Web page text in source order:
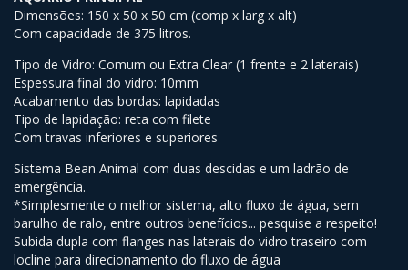
Dimensões: 150 x 50 x 50 cm (comp x larg x alt)
Com capacidade de 375 litros.
Tipo de Vidro: Comum ou Extra Clear (1 frente e 2 laterais)
Espessura final do vidro: 10mm
Acabamento das bordas: lapidadas
Tipo de lapidação: reta com filete
Com travas inferiores e superiores
Sistema Bean Animal com duas descidas e um ladrão de
emergência.
*Simplesmente o melhor sistema, alto fluxo de água, sem
barulho de ralo, entre outros benefícios... pesquise a respeito!
Subida dupla com flanges nas laterais do vidro traseiro com
locline para direcionamento do fluxo de água